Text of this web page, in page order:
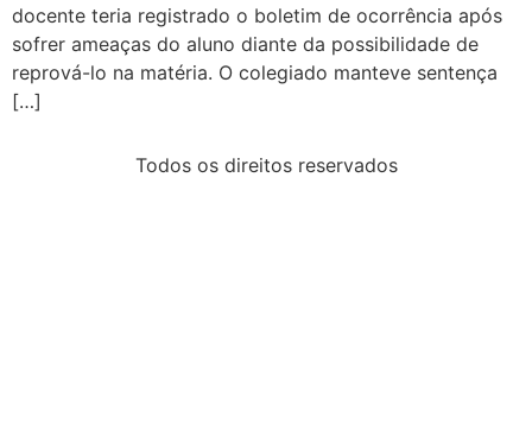
Fale com um advogado
docente teria registrado o boletim de ocorrência após
sofrer ameaças do aluno diante da possibilidade de
reprová-lo na matéria. O colegiado manteve sentença
[…]
Todos os direitos reservados